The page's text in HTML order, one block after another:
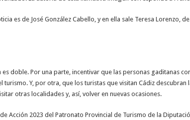
es de José González Cabello, y en ella sale Teresa Lorenzo,
doble. Por una parte, incentivar que las personas gaditanas
turismo. Y, por otra, que los turistas que visitan Cádiz
otras localidades y, así, volver en nuevas ocasiones.
Acción 2023 del Patronato Provincial de Turismo de la